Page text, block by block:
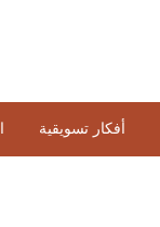
أفكار تسويقية